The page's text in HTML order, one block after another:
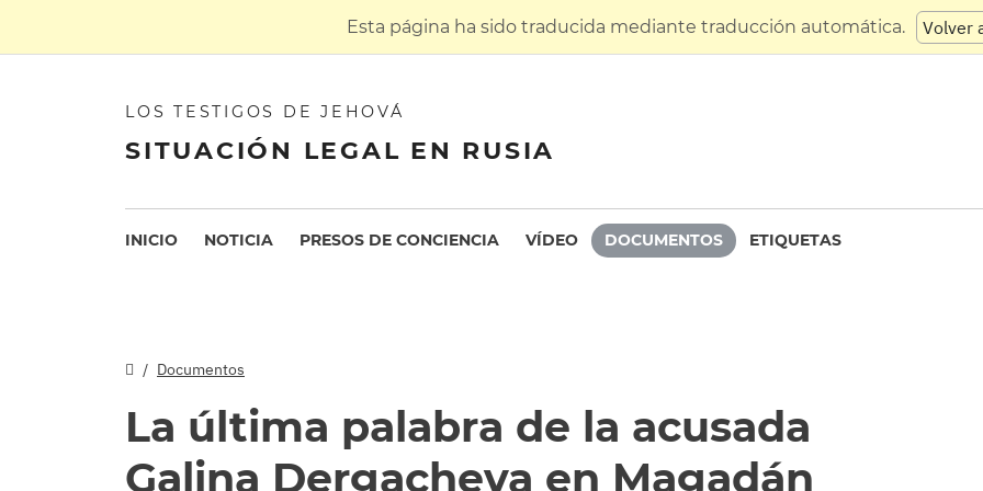
Esta página ha sido traducida mediante traducción automática. Volver
LOS TESTIGOS DE JEHOVÁ
SITUACIÓN LEGAL EN RUSIA
INICIO NOTICIA PRESOS DE CONCIENCIA VÍDEO DOCUMENTOS ETIQUETAS
Documentos
La última palabra de la acusada
Galina Dergacheva en Magadán